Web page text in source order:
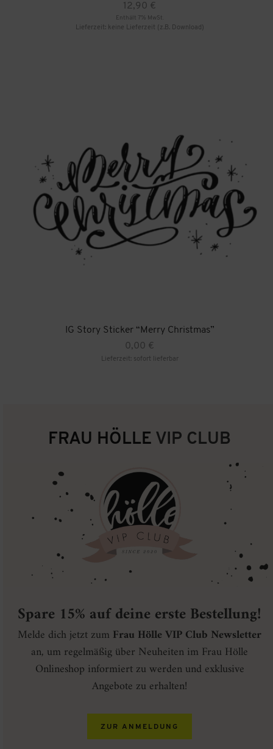
12,90 €
Enthält 7% MwSt.
Lieferzeit: keine Lieferzeit (z.B. Download)
IG Story Sticker “Merry Christmas”
0,00 €
Lieferzeit: sofort lieferbar
FRAU HÖLLE VIP CLUB
Spare 15% auf deine erste Bestellung!
Melde dich jetzt zum Frau Hölle VIP Club Newsletter
an, um regelmäßig über Neuheiten im Frau Hölle
Onlineshop informiert zu werden und exklusive
Angebote zu erhalten!
ZUR ANMELDUNG